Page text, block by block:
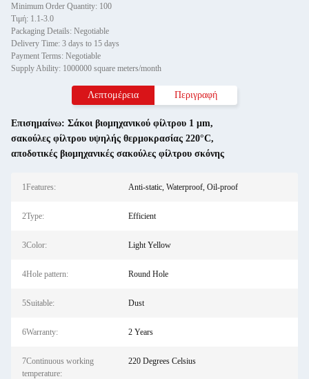
Minimum Order Quantity: 100
Τιμή: 1.1-3.0
Packaging Details: Negotiable
Delivery Time: 3 days to 15 days
Payment Terms: Negotiable
Supply Ability: 1000000 square meters/month
Λεπτομέρεια Περιγραφή
Επισημαίνω: Σάκοι βιομηχανικού φίλτρου 1 μm,
σακούλες φίλτρου υψηλής θερμοκρασίας 220°C,
αποδοτικές βιομηχανικές σακούλες φίλτρου σκόνης
1Features: Anti-static, Waterproof, Oil-proof
2Type: Efficient
3Color: Light Yellow
4Hole pattern: Round Hole
5Suitable: Dust
6Warranty: 2 Years
7Continuous working
temperature:
220 Degrees Celsius